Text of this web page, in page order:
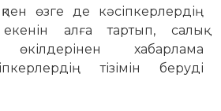
өзге де кәсіпкерлердің
алға тартып, салық
өкілдерінен хабарлама
тізімін беруді